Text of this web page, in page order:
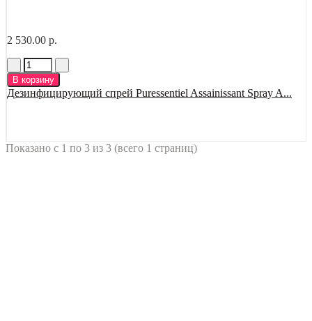
2 530.00 р.
В корзину
Дезинфицирующий спрей Puressentiel Assainissant Spray A...
Показано с 1 по 3 из 3 (всего 1 страниц)